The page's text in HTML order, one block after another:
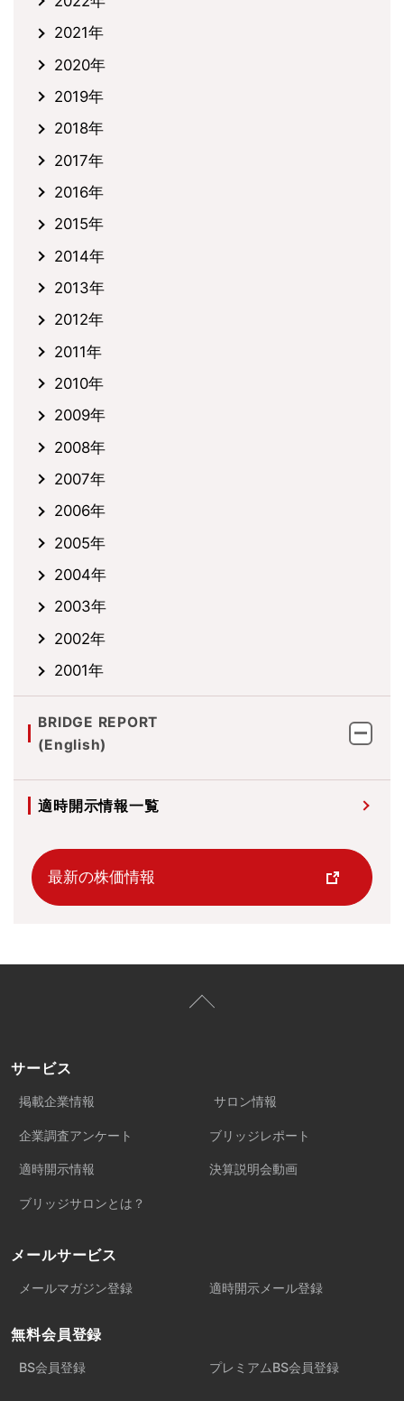
2021年
2020年
2019年
2018年
2017年
2016年
2015年
2014年
2013年
2012年
2011年
2010年
2009年
2008年
2007年
2006年
2005年
2004年
2003年
2002年
2001年
BRIDGE REPORT
(English)
適時開示情報一覧
最新の株価情報
サービス
掲載企業情報 サロン情報
企業調査アンケート ブリッジレポート
適時開示情報 決算説明会動画
ブリッジサロンとは？
メールサービス
メールマガジン登録 適時開示メール登録
無料会員登録
BS会員登録 プレミアムBS会員登録